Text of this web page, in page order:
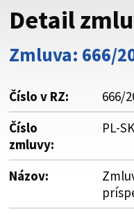
Buďte pozorní a vždy
cez zabezpečenú
vždy začína https:// pred
Detail
Zmluva: 666/
Číslo v RZ:
666/
Číslo
zmluvy:
PL-
Názov: